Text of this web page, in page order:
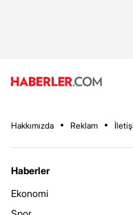
Hakkımızda Reklam
Haberler
Ekonomi